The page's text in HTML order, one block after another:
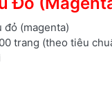
đỏ (magenta)
trang (theo tiêu